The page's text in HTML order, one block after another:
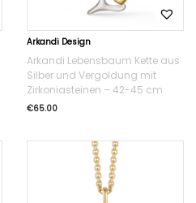
Arkandi Design
Arkandi Lebensbaum Kette aus
Silber und Vergoldung mit
Zirkoniasteinen – 42-45 cm
€65.00